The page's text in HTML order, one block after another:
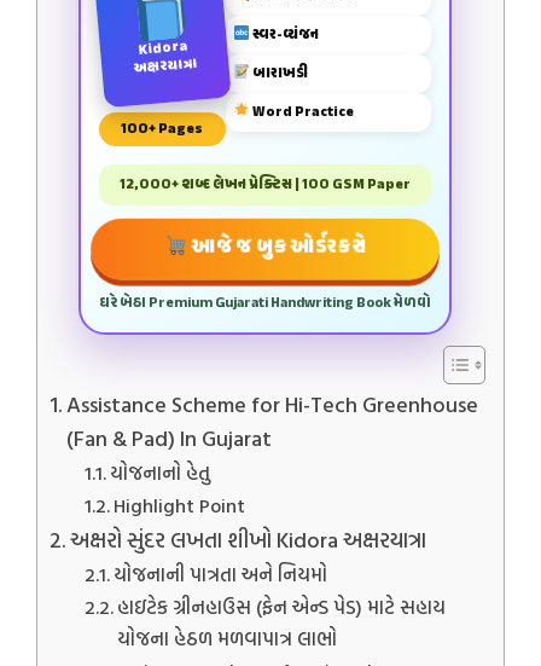
Kidora
અક્ષરયાત્રા
100+ Pages
સ્વર-વ્યંજન
બારાખડી
Word Practice
12,000+ શબ્દ લેખન પ્રેક્ટિસ | 100 GSM Paper
આજે જ બુક ઓર્ડર કરો
ઘરે બેઠા Premium Gujarati Handwriting Book મેળવો
Assistance Scheme for Hi-Tech Greenhouse
(Fan & Pad) In Gujarat
યોજનાનો હેતુ
Highlight Point
અક્ષરો સુંદર લખતા શીખો Kidora અક્ષરયાત્રા
યોજનાની પાત્રતા અને નિયમો
હાઇટેક ગ્રીનહાઉસ (ફેન એન્ડ પેડ) માટે સહાય
યોજના હેઠળ મળવાપાત્ર લાભો